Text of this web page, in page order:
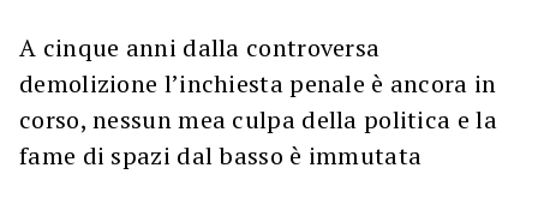
A cinque anni dalla controversa
demolizione l’inchiesta penale è ancora in
corso, nessun mea culpa della politica e la
fame di spazi dal basso è immutata